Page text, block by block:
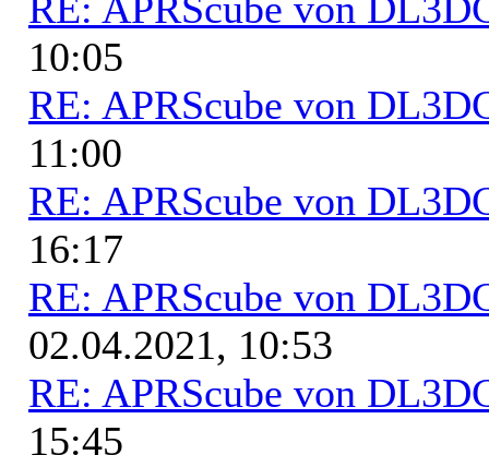
10:05
RE: APRScube von
11:00
RE: APRScube von
16:17
RE: APRScube von
02.04.2021, 10:53
RE: APRScube von
15:45